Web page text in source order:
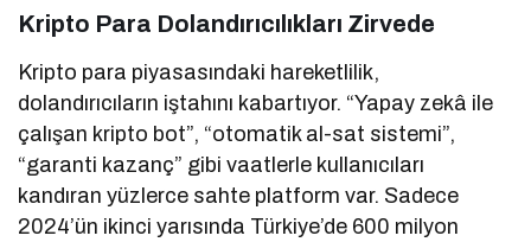
Kripto Para Dolandırıcılıkları Zirvede
Kripto para piyasasındaki hareketlilik,
dolandırıcıların iştahını kabartıyor. “Yapay zekâ ile
çalışan kripto bot”, “otomatik al-sat sistemi”,
“garanti kazanç” gibi vaatlerle kullanıcıları
kandıran yüzlerce sahte platform var. Sadece
2024’ün ikinci yarısında Türkiye’de 600 milyon